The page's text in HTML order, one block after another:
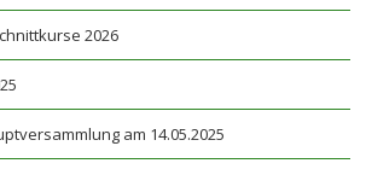
2026
am 14.05.2025